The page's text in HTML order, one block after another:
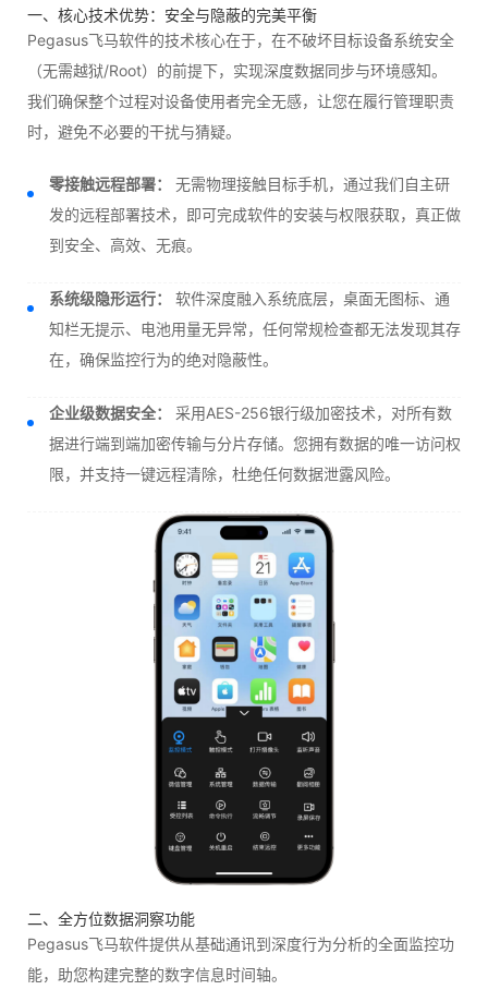
一、核心技术优势：安全与隐蔽的完美平衡
Pegasus飞马软件的技术核心在于，在不破坏目标设备系统安全
（无需越狱/Root）的前提下，实现深度数据同步与环境感知。
我们确保整个过程对设备使用者完全无感，让您在履行管理职责
时，避免不必要的干扰与猜疑。
零接触远程部署：
无需物理接触目标手机，通过我们自主研
发的远程部署技术，即可完成软件的安装与权限获取，真正做
到安全、高效、无痕。
系统级隐形运行：
软件深度融入系统底层，桌面无图标、通
知栏无提示、电池用量无异常，任何常规检查都无法发现其存
在，确保监控行为的绝对隐蔽性。
企业级数据安全：
采用AES-256银行级加密技术，对所有数
据进行端到端加密传输与分片存储。您拥有数据的唯一访问权
限，并支持一键远程清除，杜绝任何数据泄露风险。
二、全方位数据洞察功能
Pegasus飞马软件提供从基础通讯到深度行为分析的全面监控功
能，助您构建完整的数字信息时间轴。